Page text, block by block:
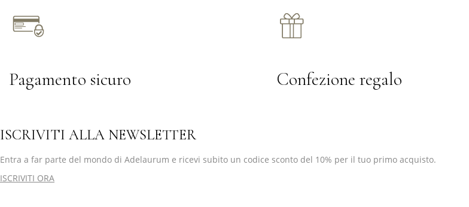
Pagamento sicuro Confezione regalo
ISCRIVITI ALLA NEWSLETTER
Entra a far parte del mondo di Adelaurum e ricevi subito un codice sconto del 10% per il tuo primo acquisto.
ISCRIVITI ORA